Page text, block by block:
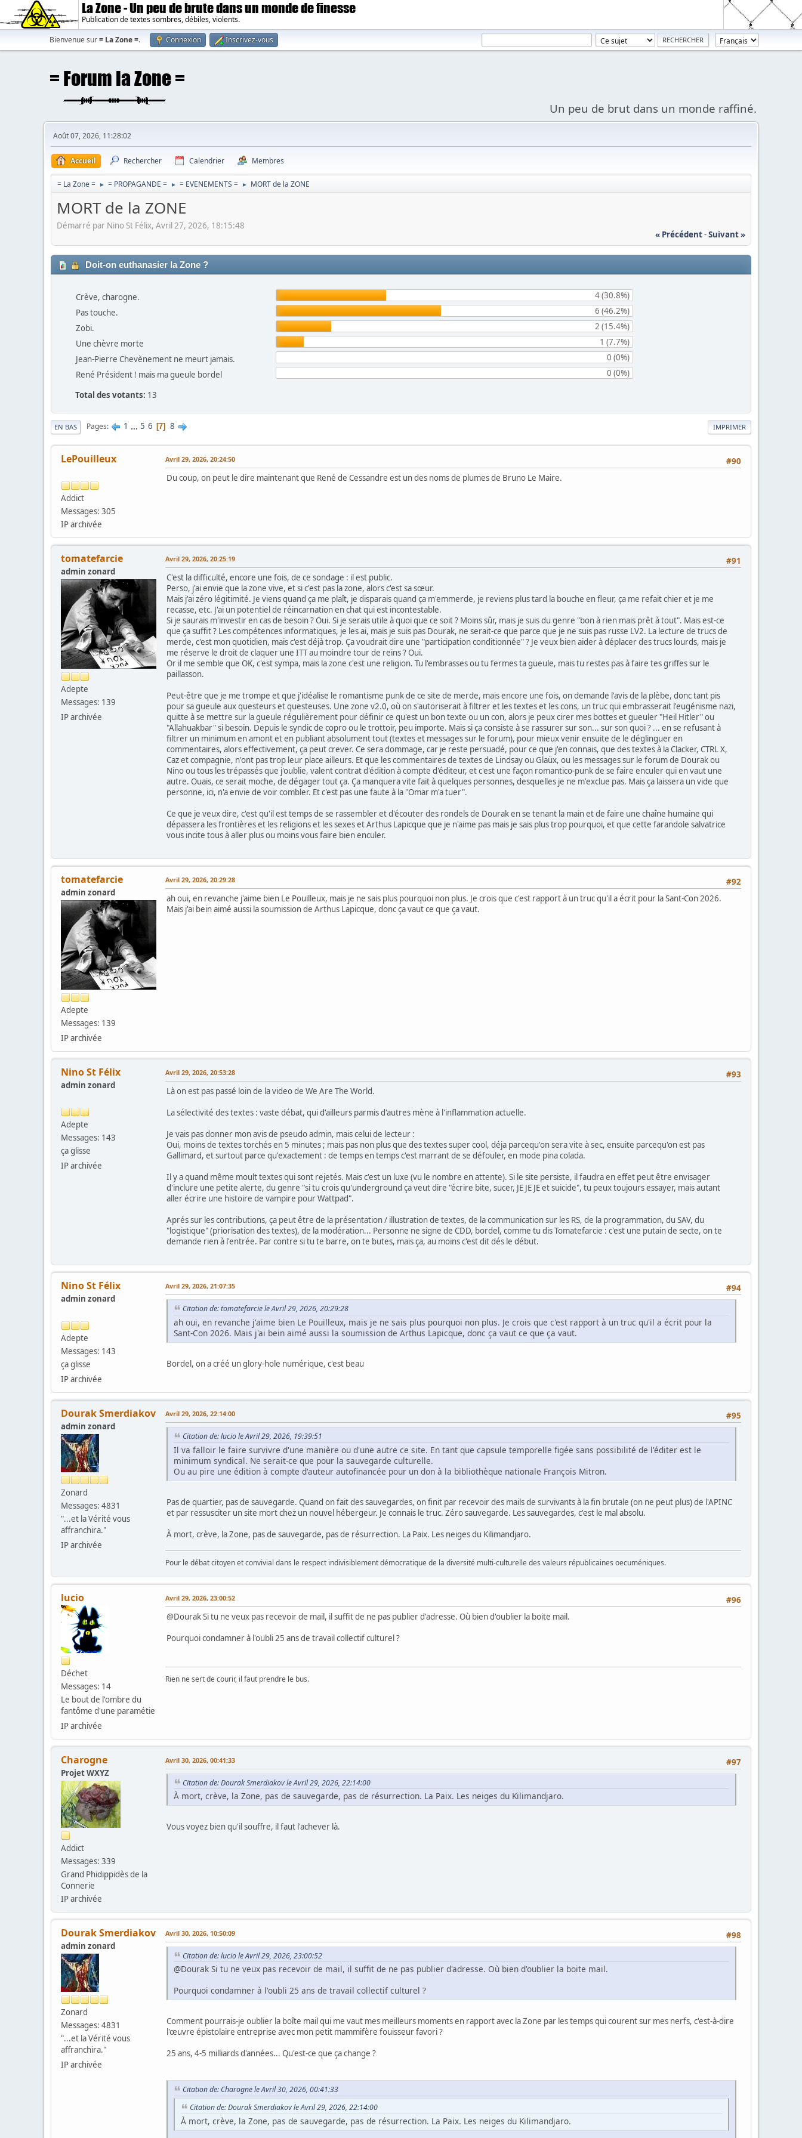
La Zone - Un peu de brute dans un monde de finesse
Publication de textes sombres, débiles, violents.
Bienvenue sur= La Zone =. Connexion Inscrivez-vous
Un peu de brut dans un monde raffiné.
Août 07, 2026, 11:28:02
Accueil Rechercher Calendrier Membres
= La Zone = ► = PROPAGANDE = ► = EVENEMENTS = ► MORT de la ZONE
MORT de la ZONE
Démarré par Nino St Félix, Avril 27, 2026, 18:15:48
« Précédent-Suivant »
Doit-on euthanasier la Zone ?
Crève, charogne.
4 (30.8%)
Pas touche.
6 (46.2%)
Zobi.
2 (15.4%)
Une chèvre morte
1 (7.7%)
Jean-Pierre Chevènement ne meurt jamais.
0 (0%)
René Président ! mais ma gueule bordel
0 (0%)
Total des votants: 13
IMPRIMER
EN BAS Pages 1 ... 5 6 7 8
LePouilleux
Addict
Messages: 305
IP archivée
#90
Avril 29, 2026, 20:24:50
Du coup, on peut le dire maintenant que René de Cessandre est un des noms de plumes de Bruno Le Maire.
tomatefarcie
admin zonard
Adepte
Messages: 139
IP archivée
#91
Avril 29, 2026, 20:25:19
C'est la difficulté, encore une fois, de ce sondage : il est public.
Perso, j'ai envie que la zone vive, et si c'est pas la zone, alors c'est sa sœur.
Mais j'ai zéro légitimité. Je viens quand ça me plaît, je disparais quand ça m'emmerde, je reviens plus tard la bouche en fleur, ça me refait chier et je me
recasse, etc. J'ai un potentiel de réincarnation en chat qui est incontestable.
Si je saurais m'investir en cas de besoin ? Oui. Si je serais utile à quoi que ce soit ? Moins sûr, mais je suis du genre "bon à rien mais prêt à tout". Mais est-ce
que ça suffit ? Les compétences informatiques, je les ai, mais je suis pas Dourak, ne serait-ce que parce que je ne suis pas russe LV2. La lecture de trucs de
merde, c'est mon quotidien, mais c'est déjà trop. Ça voudrait dire une "participation conditionnée" ? Je veux bien aider à déplacer des trucs lourds, mais je
me réserve le droit de claquer une ITT au moindre tour de reins ? Oui.
Or il me semble que OK, c'est sympa, mais la zone c'est une religion. Tu l'embrasses ou tu fermes ta gueule, mais tu restes pas à faire tes griffes sur le
paillasson.
Peut-être que je me trompe et que j'idéalise le romantisme punk de ce site de merde, mais encore une fois, on demande l'avis de la plèbe, donc tant pis
pour sa gueule aux questeurs et questeuses. Une zone v2.0, où on s'autoriserait à filtrer et les textes et les cons, un truc qui embrasserait l'eugénisme nazi,
quitte à se mettre sur la gueule régulièrement pour définir ce qu'est un bon texte ou un con, alors je peux cirer mes bottes et gueuler "Heil Hitler" ou
"Allahuakbar" si besoin. Depuis le syndic de copro ou le trottoir, peu importe. Mais si ça consiste à se rassurer sur son... sur son quoi ? ... en se refusant à
filtrer un minimum en amont et en publiant absolument tout (textes et messages sur le forum), pour mieux venir ensuite de le déglinguer en
commentaires, alors effectivement, ça peut crever. Ce sera dommage, car je reste persuadé, pour ce que j'en connais, que des textes à la Clacker, CTRL X,
Caz et compagnie, n'ont pas trop leur place ailleurs. Et que les commentaires de textes de Lindsay ou Glaüx, ou les messages sur le forum de Dourak ou
Nino ou tous les trépassés que j'oublie, valent contrat d'édition à compte d'éditeur, et c'est une façon romantico-punk de se faire enculer qui en vaut une
autre. Ouais, ce serait moche, de dégager tout ça. Ça manquera vite fait à quelques personnes, desquelles je ne m'exclue pas. Mais ça laissera un vide que
personne, ici, n'a envie de voir combler. Et c'est pas une faute à la "Omar m'a tuer".
Ce que je veux dire, c'est qu'il est temps de se rassembler et d'écouter des rondels de Dourak en se tenant la main et de faire une chaîne humaine qui
dépassera les frontières et les religions et les sexes et Arthus Lapicque que je n'aime pas mais je sais plus trop pourquoi, et que cette farandole salvatrice
vous incite tous à aller plus ou moins vous faire bien enculer.
tomatefarcie
admin zonard
Adepte
Messages: 139
IP archivée
#92
Avril 29, 2026, 20:29:28
ah oui, en revanche j'aime bien Le Pouilleux, mais je ne sais plus pourquoi non plus. Je crois que c'est rapport à un truc qu'il a écrit pour la Sant-Con 2026.
Mais j'ai bein aimé aussi la soumission de Arthus Lapicque, donc ça vaut ce que ça vaut.
Nino St Félix
admin zonard
Adepte
Messages: 143
ça glisse
IP archivée
#93
Avril 29, 2026, 20:53:28
Là on est pas passé loin de la video de We Are The World.
La sélectivité des textes : vaste débat, qui d'ailleurs parmis d'autres mène à l'inflammation actuelle.
Je vais pas donner mon avis de pseudo admin, mais celui de lecteur :
Oui, moins de textes torchés en 5 minutes ; mais pas non plus que des textes super cool, déja parcequ'on sera vite à sec, ensuite parcequ'on est pas
Gallimard, et surtout parce qu'exactement : de temps en temps c'est marrant de se défouler, en mode pina colada.
Il y a quand même moult textes qui sont rejetés. Mais c'est un luxe (vu le nombre en attente). Si le site persiste, il faudra en effet peut être envisager
d'inclure une petite alerte, du genre "si tu crois qu'underground ça veut dire "écrire bite, sucer, JE JE JE et suicide", tu peux toujours essayer, mais autant
aller écrire une histoire de vampire pour Wattpad".
Aprés sur les contributions, ça peut être de la présentation / illustration de textes, de la communication sur les RS, de la programmation, du SAV, du
"logistique" (priorisation des textes), de la modération... Personne ne signe de CDD, bordel, comme tu dis Tomatefarcie : c'est une putain de secte, on te
demande rien à l'entrée. Par contre si tu te barre, on te butes, mais ça, au moins c'est dit dés le début.
Nino St Félix
admin zonard
Adepte
Messages: 143
ça glisse
IP archivée
#94
Avril 29, 2026, 21:07:35
Citation de: tomatefarcie le Avril 29, 2026, 20:29:28
ah oui, en revanche j'aime bien Le Pouilleux, mais je ne sais plus pourquoi non plus. Je crois que c'est rapport à un truc qu'il a écrit pour la
Sant-Con 2026. Mais j'ai bein aimé aussi la soumission de Arthus Lapicque, donc ça vaut ce que ça vaut.
Bordel, on a créé un glory-hole numérique, c'est beau
Dourak Smerdiakov
admin zonard
Zonard
Messages: 4831
"...et la Vérité vous
affranchira."
IP archivée
#95
Avril 29, 2026, 22:14:00
Citation de: lucio le Avril 29, 2026, 19:39:51
Il va falloir le faire survivre d'une manière ou d'une autre ce site. En tant que capsule temporelle figée sans possibilité de l'éditer est le
minimum syndical. Ne serait-ce que pour la sauvegarde culturelle.
Ou au pire une édition à compte d'auteur autofinancée pour un don à la bibliothèque nationale François Mitron.
Pas de quartier, pas de sauvegarde. Quand on fait des sauvegardes, on finit par recevoir des mails de survivants à la fin brutale (on ne peut plus) de l'APINC
et par ressusciter un site mort chez un nouvel hébergeur. Je connais le truc. Zéro sauvegarde. Les sauvegardes, c'est le mal absolu.
À mort, crève, la Zone, pas de sauvegarde, pas de résurrection. La Paix. Les neiges du Kilimandjaro.
Pour le débat citoyen et convivial dans le respect indivisiblement démocratique de la diversité multi-culturelle des valeurs républicaines oecuméniques.
lucio
Déchet
Messages: 14
Le bout de l'ombre du
fantôme d'une paramétie
IP archivée
#96
Avril 29, 2026, 23:00:52
@Dourak Si tu ne veux pas recevoir de mail, il suffit de ne pas publier d'adresse. Où bien d'oublier la boite mail.
Pourquoi condamner à l'oubli 25 ans de travail collectif culturel ?
Rien ne sert de courir, il faut prendre le bus.
Charogne
Projet WXYZ
Addict
Messages: 339
Grand Phidippidès de la
Connerie
IP archivée
#97
Avril 30, 2026, 00:41:33
Citation de: Dourak Smerdiakov le Avril 29, 2026, 22:14:00
À mort, crève, la Zone, pas de sauvegarde, pas de résurrection. La Paix. Les neiges du Kilimandjaro.
Vous voyez bien qu'il souffre, il faut l'achever là.
Dourak Smerdiakov
admin zonard
Zonard
Messages: 4831
"...et la Vérité vous
affranchira."
IP archivée
#98
Avril 30, 2026, 10:50:09
Citation de: lucio le Avril 29, 2026, 23:00:52
@Dourak Si tu ne veux pas recevoir de mail, il suffit de ne pas publier d'adresse. Où bien d'oublier la boite mail.
Pourquoi condamner à l'oubli 25 ans de travail collectif culturel ?
Comment pourrais-je oublier la boîte mail qui me vaut mes meilleurs moments en rapport avec la Zone par les temps qui courent sur mes nerfs, c'est-à-dire
l'œuvre épistolaire entreprise avec mon petit mammifère fouisseur favori ?
25 ans, 4-5 milliards d'années... Qu'est-ce que ça change ?
Citation de: Charogne le Avril 30, 2026, 00:41:33
Citation de: Dourak Smerdiakov le Avril 29, 2026, 22:14:00
À mort, crève, la Zone, pas de sauvegarde, pas de résurrection. La Paix. Les neiges du Kilimandjaro.